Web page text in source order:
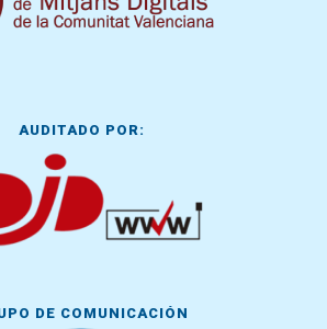
AUDITADO POR:
DE COMUNICACIÓN